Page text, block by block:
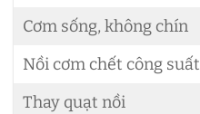
Cơm sống, không chín
Nồi cơm chết công suất
Thay quạt nồi